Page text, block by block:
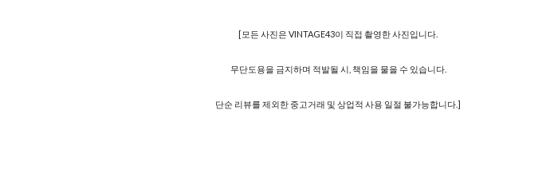
[모든 사진은 VINTAGE43이 직접 촬영한 사진입니다.
무단도용을 금지하며 적발될 시, 책임을 물을 수 있습니다.
단순 리뷰를 제외한 중고거래 및 상업적 사용 일절 불가능합니다.]